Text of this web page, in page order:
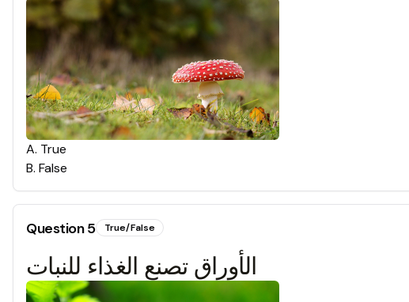
A. True
B. False
Question5 True/False
الأوراق تصنع الغذاء للنبات